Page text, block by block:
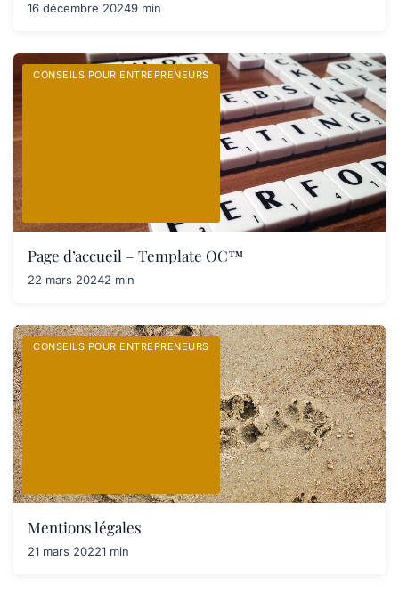
16 décembre 20249 min
CONSEILS POUR ENTREPRENEURS
Page d’accueil – Template OC™
22 mars 20242 min
CONSEILS POUR ENTREPRENEURS
Mentions légales
21 mars 20221 min